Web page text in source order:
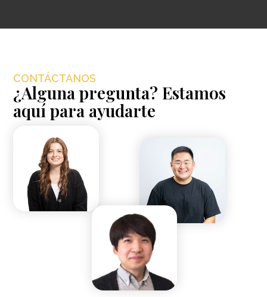
CONTÁCTANOS
¿Alguna pregunta? Estamos
aquí para ayudarte